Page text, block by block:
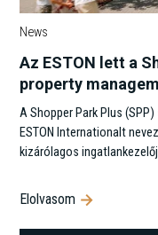
News
Az ESTON lett a
property
A Shopper Park Plus
ESTON Internationalt
kizárólagos
Elolvasom